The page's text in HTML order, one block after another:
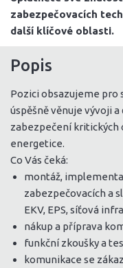
zabezpečovacích
další klíčové oblasti.
Popis
Pozici obsazujeme pro
úspěšně věnuje vývoji
zabezpečení
energetice.
Co Vás čeká:
montáž,
zabezpečovacích a
EKV, EPS, síťová
nákup a příprava
funkční zkoušky a
komunikace se